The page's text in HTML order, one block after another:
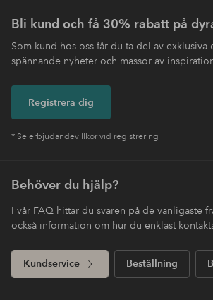
Bli kund och få 30% rabatt på
Som kund hos oss får du ta del av exklusiva
spännande nyheter och massor av
Registrera dig
* Se erbjudandevillkor vid registrering
Behöver du hjälp?
I vår FAQ hittar du svaren på de vanligaste
också information om hur du enklast
Kundservice Beställning